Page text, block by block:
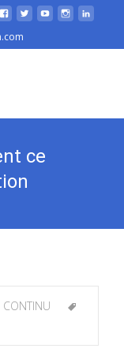
ce